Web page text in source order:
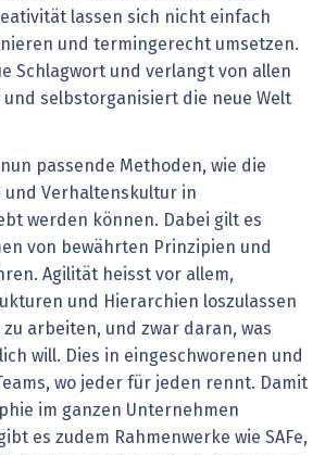
lassen sich nicht einfach
und termingerecht umsetzen.
Schlagwort und verlangt von allen
selbstorganisiert die neue Welt
passende Methoden, wie die
und Verhaltenskultur in
werden können. Dabei gilt es
von bewährten Prinzipien und
Agilität heisst vor allem,
und Hierarchien loszulassen
arbeiten, und zwar daran, was
will. Dies in eingeschworenen und
wo jeder für jeden rennt. Damit
im ganzen Unternehmen
es zudem Rahmenwerke wie SAFe,